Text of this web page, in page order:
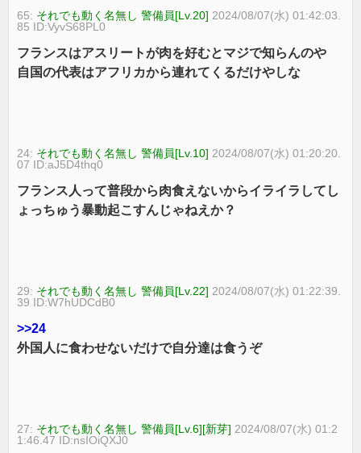
65: それでも動く名無し 警備員[Lv.20] 2024/08/07(水) 01:42:03.
85 ID:VyvS68PL0
フランスはアスリートが肉を好むとマジで知らんのや
自国の代表はアフリカから連れてくるだけやしな
24: それでも動く名無し 警備員[Lv.10] 2024/08/07(水) 01:20:20.
07 ID:aJ5D4thq0
フランス人って普段から肉食えないからイライラしてし
ょっちゅう暴動起こすんじゃねえか？
29: それでも動く名無し 警備員[Lv.22] 2024/08/07(水) 01:22:39.
39 ID:W7hUDCdB0
>>24
外国人に食わせないだけで自分達は食うぞ
27: それでも動く名無し 警備員[Lv.6][新芽] 2024/08/07(水) 01:2
1:46.47 ID:nsIOiQXJ0